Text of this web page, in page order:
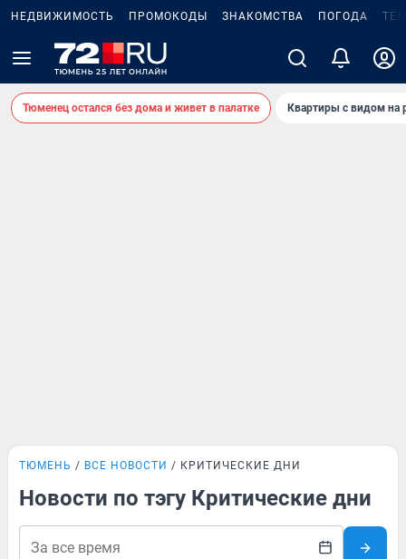
НЕДВИЖИМОСТЬ ПРОМОКОДЫ ЗНАКОМСТВА ПОГОДА
Тюменец остался без дома и живет в палатке Квартиры с видом на
ТЮМЕНЬ ВСЕ НОВОСТИ КРИТИЧЕСКИЕ ДНИ
Новости по тэгу Критические дни